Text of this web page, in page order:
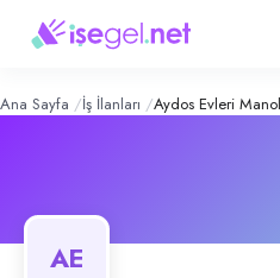
Evleri
Konum:
Aydos Evleri Manolya Site Yönetimi,
Ana Sayfa İş İlanları Aydos Evleri
AE